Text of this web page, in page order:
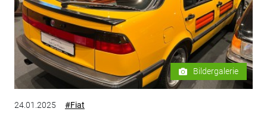
Bildergalerie
24.01.2025 #Fiat